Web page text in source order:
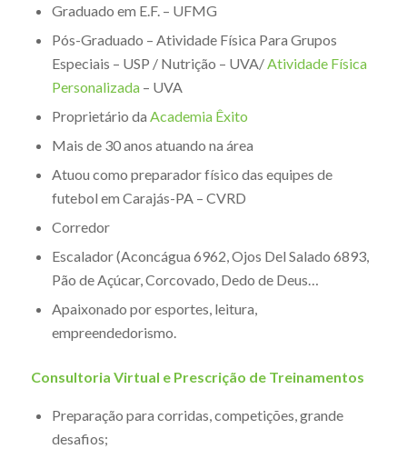
Graduado em E.F. – UFMG
Pós-Graduado – Atividade Física Para Grupos
Especiais – USP / Nutrição – UVA/ Atividade Física
Personalizada– UVA
Proprietário da Academia Êxito
Mais de 30 anos atuando na área
Atuou como preparador físico das equipes de
futebol em Carajás-PA – CVRD
Corredor
Escalador (Aconcágua 6962, Ojos Del Salado 6893,
Pão de Açúcar, Corcovado, Dedo de Deus…
Apaixonado por esportes, leitura,
empreendedorismo.
Consultoria Virtual e Prescrição de Treinamentos
Preparação para corridas, competições, grande
desafios;